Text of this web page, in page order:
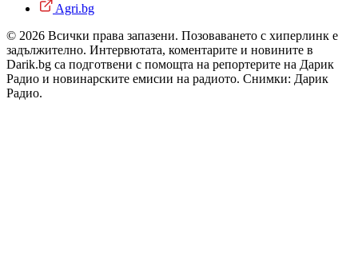
Agri.bg
© 2026 Всички права запазени. Позоваването с хиперлинк е
задължително. Интервютата, коментарите и новините в
Darik.bg са подготвени с помощта на репортерите на Дарик
Радио и новинарските емисии на радиото. Снимки: Дарик
Радио.